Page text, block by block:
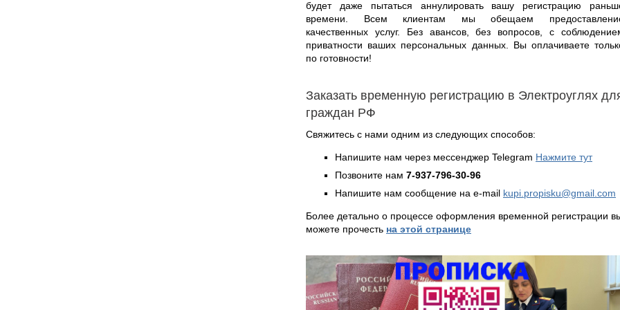
будет даже пытаться аннулировать вашу регистрацию
времени. Всем клиентам мы обещаем
качественных услуг. Без авансов, без вопросов, с
приватности ваших персональных данных. Вы оплачиваете
по готовности!
Заказать временную регистрацию в Электроуглях
граждан РФ
Свяжитесь с нами одним из следующих способов:
Напишите нам через мессенджер Telegram Нажмите тут
Позвоните нам 7-937-796-30-96
Напишите нам сообщение на e-mail kupi.propisku@gmail.com
Более детально о процессе оформления временной регистрации
можете прочесть на этой странице